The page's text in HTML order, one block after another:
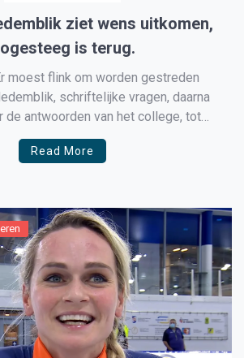
ziet wens uitkomen,
is terug.
moest flink om worden gestreden
schriftelijke vragen, daarna
de antwoorden van het college, tot
door de voltallige gemeenteraad,
college in, werd aangenomen. De
Read More